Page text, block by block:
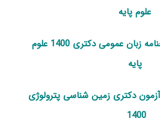
علوم پایه
دانلود سوالات و پاسخنامه زبان عمومی دکتری 1400 علوم
پایه
دکتری زمین شناسی پترولوژی
1400